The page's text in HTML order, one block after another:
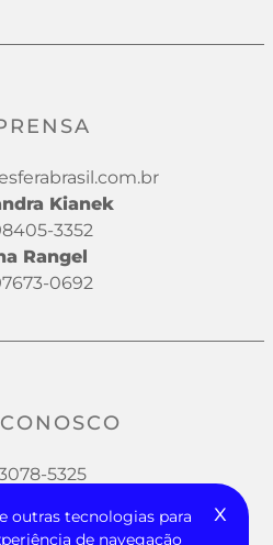
x
outras tecnologias para
de navegação
Kianek
3352
Rangel
0692
3078-5325